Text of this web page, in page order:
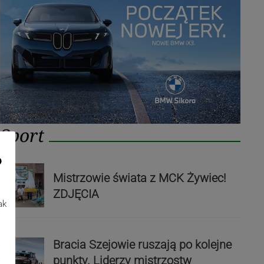
Sport
Mistrzowie świata z MCK Żywiec!
ZDJĘCIA
Bracia Szejowie ruszają po kolejne
punkty. Liderzy mistrzostw